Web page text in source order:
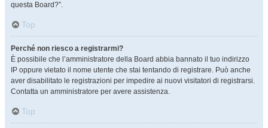
questa Board?”.
Top
Perché non riesco a registrarmi?
È possibile che l’amministratore della Board abbia bannato il tuo indirizzo
IP oppure vietato il nome utente che stai tentando di registrare. Può anche
aver disabilitato le registrazioni per impedire ai nuovi visitatori di registrarsi.
Contatta un amministratore per avere assistenza.
Top